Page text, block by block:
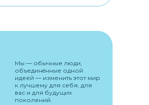
Мы –– обычные люди,
объединëнные одной
идеей –– изменить этот мир
к лучшему для себя, для
вас и для будущих
поколений.